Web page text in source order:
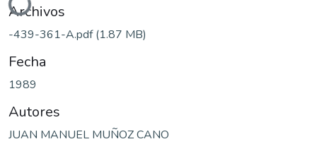
Archivos
-439-361-A.pdf(1.87 MB)
Fecha
1989
Autores
JUAN MANUEL MUÑOZ CANO